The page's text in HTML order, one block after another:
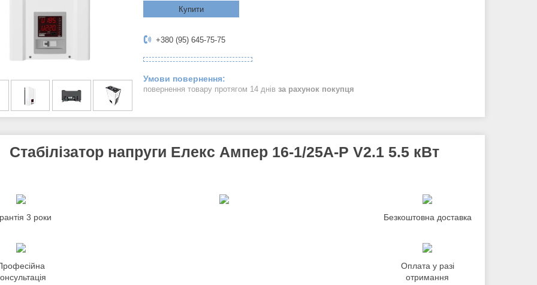
Купити
+380 (95) 645-75-75
повернення товару протягом 14 днів за рахунок покупця
Стабілізатор напруги Елекс Ампер 16-1/25A-Р V2.1 5.5 кВт
3 роки Безкоштовна доставка
Оплата у разі
отримання